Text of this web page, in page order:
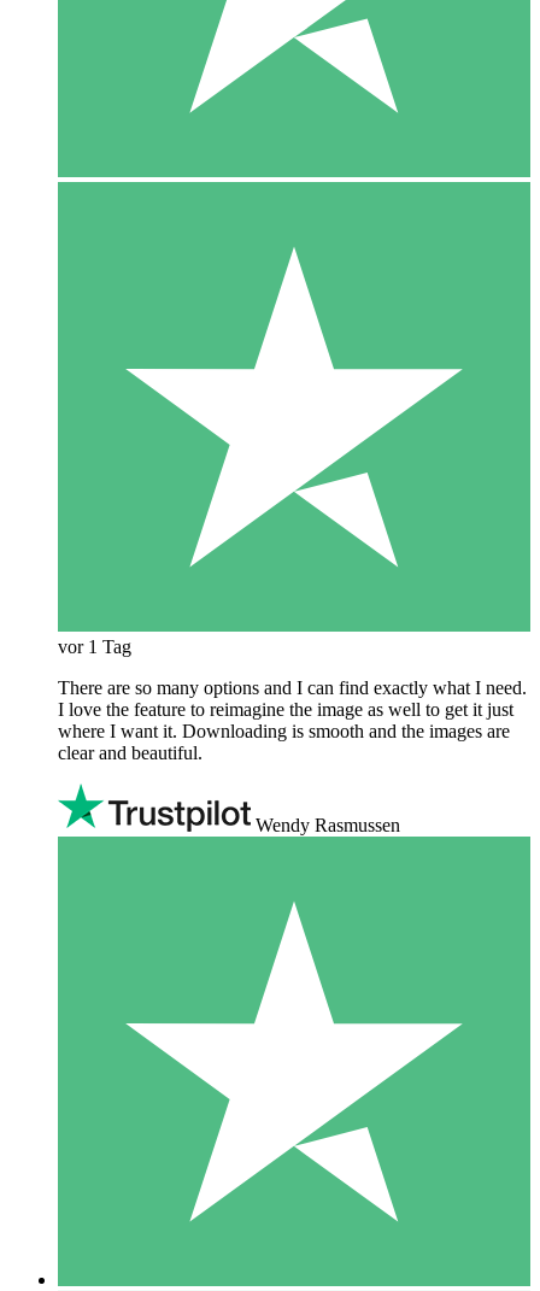
vor 1 Tag
There are so many options and I can find exactly what I need.
I love the feature to reimagine the image as well to get it just
where I want it. Downloading is smooth and the images are
clear and beautiful.
Wendy Rasmussen